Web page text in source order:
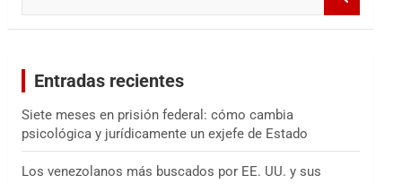
Entradas recientes
Siete meses en prisión federal: cómo cambia
psicológica y jurídicamente un exjefe de Estado
Los venezolanos más buscados por EE. UU. y sus